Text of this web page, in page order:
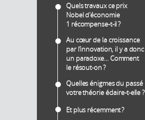
Quels travaux ce prix
Nobel d'économie
1 récompense-t-il ?
Au cœur de la croissance
par l’innovation, il y a donc
un paradoxe… Comment
le résout-on ?
Quelles énigmes du passé
votre théorie éclaire-t-elle ?
Et plus récemment ?